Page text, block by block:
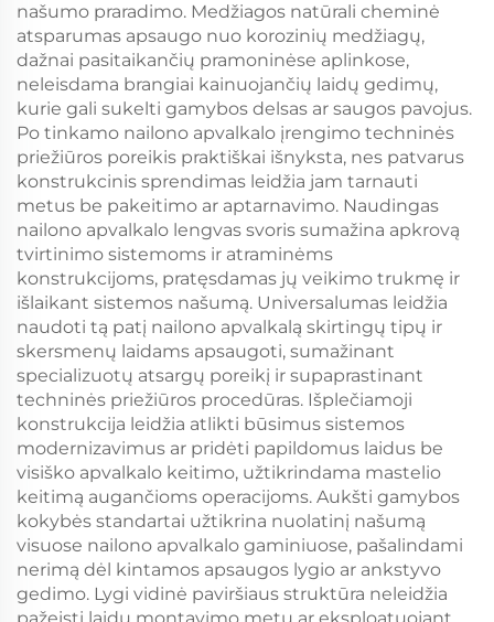
našumo praradimo. Medžiagos natūrali cheminė
atsparumas apsaugo nuo korozinių medžiagų,
dažnai pasitaikančių pramoninėse aplinkose,
neleisdama brangiai kainuojančių laidų gedimų,
kurie gali sukelti gamybos delsas ar saugos pavojus.
Po tinkamo nailono apvalkalo įrengimo techninės
priežiūros poreikis praktiškai išnyksta, nes patvarus
konstrukcinis sprendimas leidžia jam tarnauti
metus be pakeitimo ar aptarnavimo. Naudingas
nailono apvalkalo lengvas svoris sumažina apkrovą
tvirtinimo sistemoms ir atraminėms
konstrukcijoms, pratęsdamas jų veikimo trukmę ir
išlaikant sistemos našumą. Universalumas leidžia
naudoti tą patį nailono apvalkalą skirtingų tipų ir
skersmenų laidams apsaugoti, sumažinant
specializuotų atsargų poreikį ir supaprastinant
techninės priežiūros procedūras. Išplečiamoji
konstrukcija leidžia atlikti būsimus sistemos
modernizavimus ar pridėti papildomus laidus be
visiško apvalkalo keitimo, užtikrindama mastelio
keitimą augančioms operacijoms. Aukšti gamybos
kokybės standartai užtikrina nuolatinį našumą
visuose nailono apvalkalo gaminiuose, pašalindami
nerimą dėl kintamos apsaugos lygio ar ankstyvo
gedimo. Lygi vidinė paviršiaus struktūra neleidžia